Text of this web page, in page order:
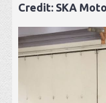
Credit: SKA